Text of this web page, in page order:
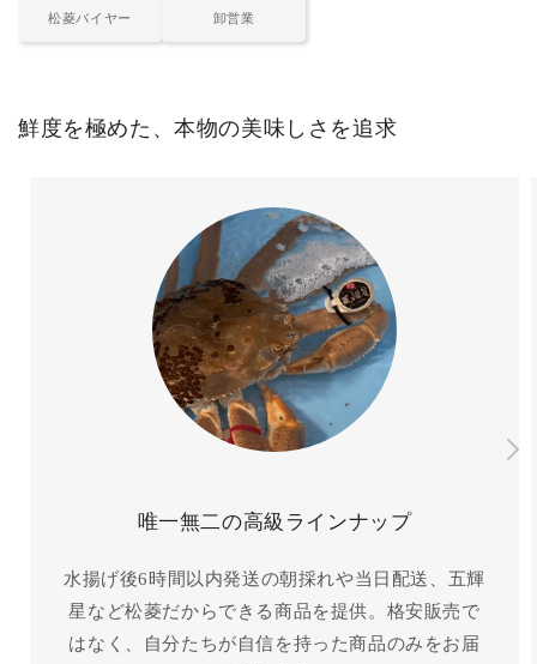
松菱バイヤー 卸営業
鮮度を極めた、本物の美味しさを追求
唯一無二の高級ラインナップ
水揚げ後6時間以内発送の朝採れや当日配送、五輝
星など松菱だからできる商品を提供。格安販売で
はなく、自分たちが自信を持った商品のみをお届